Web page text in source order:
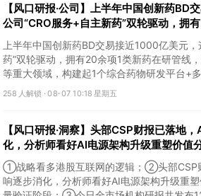
【风口研报·公司】上半年中国创新药BD
公司“CRO服务+自主新药”双轮驱动，拥
线，覆盖肿瘤+自免+疼痛管理等重大领域
上半年中国创新药BD交易接近1000亿美元
药”双轮驱动，拥有20余项1类新药在研管线
等重大领域，构建起1个综合药物研发平台+
4个创新技术平台，创新转型成果正逐步兑现。
258 人解锁 ·08-07 10:18 星期五
【风口研报·洞察】头部CSP财报已落地
化，分析师看好AI电源架构升级重塑价值
证阶段；战略看多港股互联网的逻辑
①战略看多港股互联网的逻辑；②头部CSP
响逐步消化，分析师看好AI电源架构升级重